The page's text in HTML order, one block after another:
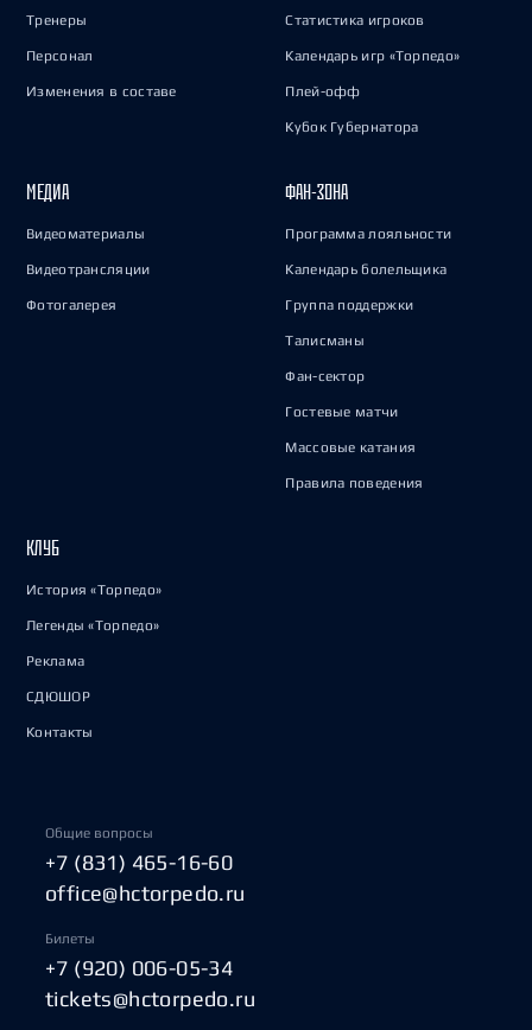
Тренеры
Персонал
Изменения в составе
Статистика игроков
Календарь игр «Торпедо»
Плей-офф
Кубок Губернатора
МЕДИА
Видеоматериалы
Видеотрансляции
Фотогалерея
ФАН-ЗОНА
Программа лояльности
Календарь болельщика
Группа поддержки
Талисманы
Фан-сектор
Гостевые матчи
Массовые катания
Правила поведения
КЛУБ
История «Торпедо»
Легенды «Торпедо»
Реклама
СДЮШОР
Контакты
Общие вопросы
+7 (831) 465-16-60
office@hctorpedo.ru
Билеты
+7 (920) 006-05-34
tickets@hctorpedo.ru